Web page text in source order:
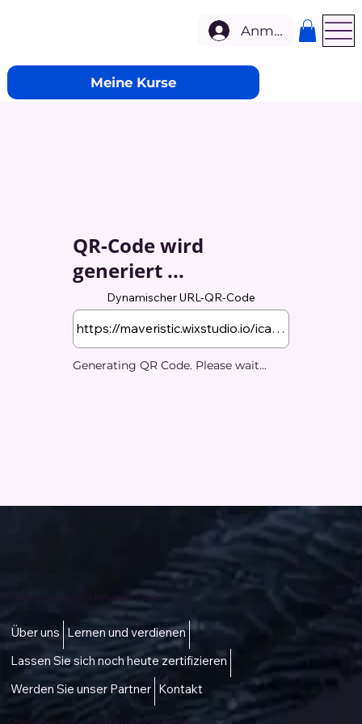
Meine Kurse
Anmelden
QR-Code wird
generiert ...
Dynamischer URL-QR-Code
Generating QR Code. Please wait...
Zugang zu einem besseren Leben
Über uns Lernen und verdienen
Lassen Sie sich noch heute zertifizieren
Werden Sie unser Partner Kontakt